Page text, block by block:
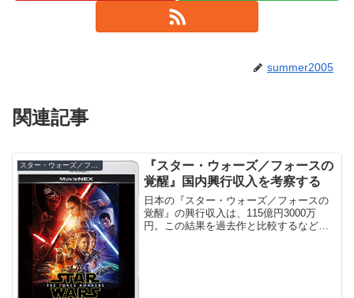
summer2005
関連記事
『スター・ウォーズ／フォースの
覚醒』国内興行収入を考察する
日本の『スター・ウォーズ／フォースの
覚醒』の興行収入は、115億円3000万
円。この結果を過去作と比較するなど、